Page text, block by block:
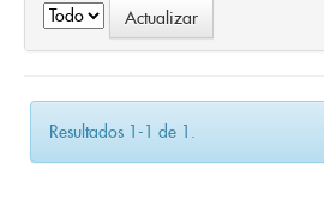
Resultados 1-1 de 1.